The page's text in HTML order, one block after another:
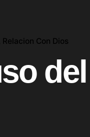
Relacion Con Dios